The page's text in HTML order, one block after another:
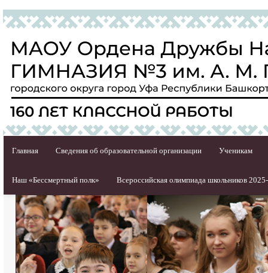
Главная Сведения об образовательной организации Ученикам
Наш «Бессмертный полк» Всероссийская олимпиада школьников